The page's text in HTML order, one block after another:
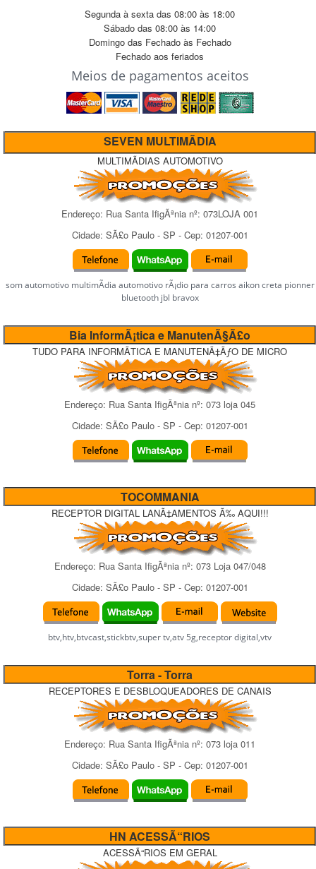
Segunda à sexta das 08:00 às 18:00
Sábado das 08:00 às 14:00
Domingo das Fechadoàs Fechado
Fechado aos feriados
Meios de pagamentos aceitos
SEVEN MULTIMÃDIA
MULTIMÃDIAS AUTOMOTIVO
Endereço: Rua Santa IfigÃªnia nº: 073LOJA 001
Cidade: SÃ£o Paulo- SP - Cep: 01207-001
som automotivo multimÃ­dia automotivo rÃ¡dio para carros aikon creta pionner
bluetooth jbl bravox
Bia InformÃ¡tica e ManutenÃ§Ã£o
TUDO PARA INFORMÃTICA E MANUTENÃ‡ÃƒO DE MICRO
Endereço: Rua Santa IfigÃªnia nº: 073 loja 045
Cidade: SÃ£o Paulo- SP - Cep: 01207-001
TOCOMMANIA
RECEPTOR DIGITAL LANÃ‡AMENTOS Ã‰ AQUI!!!
Endereço: Rua Santa IfigÃªnianº: 073 Loja 047/048
Cidade: SÃ£o Paulo- SP - Cep: 01207-001
btv,htv,btvcast,stickbtv,super tv,atv 5g,receptor digital,vtv
Torra - Torra
RECEPTORES E DESBLOQUEADORES DE CANAIS
Endereço: Rua Santa IfigÃªnia nº: 073 loja 011
Cidade: SÃ£o Paulo- SP - Cep: 01207-001
HN ACESSÃ“RIOS
ACESSÃ“RIOS EM GERAL